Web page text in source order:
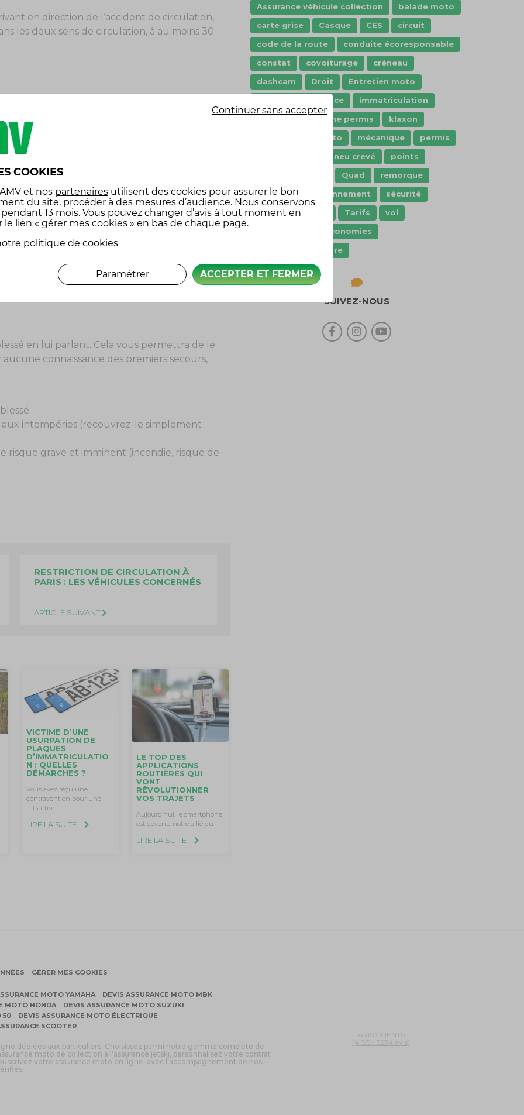
en direction de l’accident de circulation,
les deux sens de circulation, à au moins 30
les secours qu’un accident de la circulation
privilégiez les bornes d’appel, lesquelles
le lieu de l’accident.
suivants :
certains renseignements. Essayez de les
rapidement le départ des secours :
en lui parlant. Cela vous permettra de le
connaissance des premiers secours,
aux intempéries (recouvrez-le simplement
risque grave et imminent (incendie, risque de
RESTRICTION DE CIRCULATION À
PARIS : LES VÉHICULES CONCERNÉS
ARTICLE SUIVANT
VICTIME D’UNE
USURPATION DE
PLAQUES
D’IMMATRICULATIO
N : QUELLES
DÉMARCHES ?
Vous avez reçu une
contravention pour une
infraction
LIRE LA SUITE
LE TOP DES
APPLICATIONS
ROUTIÈRES QUI
VONT
RÉVOLUTIONNER
VOS TRAJETS
Aujourd’hui, le smartphone
est devenu notre allié du
LIRE LA SUITE
Assurance véhicule collection
balade moto
carte grise
Casque CES
circuit
code de la route
conduite écoresponsable
constat
covoiturage
créneau
dashcam
Droit
Entretien moto
Garanties assurance
immatriculation
jeune permis
klaxon
Moto mécanique
permis
pneu crevé
points
Quad
remorque
scooter
stationnement
sécurité
sécurité routière
Tarifs
vol
économies
équipement voiture
SUIVEZ-NOUS
GÉRER MES COOKIES
MOTO YAMAHA
DEVIS ASSURANCE MOTO MBK
MOTO HONDA
DEVIS ASSURANCE MOTO SUZUKI
50
DEVIS ASSURANCE MOTO ÉLECTRIQUE
SCOOTER
dédiées aux particuliers. Choisissez parmi notre gamme complète de
moto de collection à l’assurance jetski, personnalisez votre contrat
votre assurance moto en ligne, avec l’accompagnement de nos
AVIS CLIENTS
(4.7/5 - 5234 avis)
COOKIES
et nos partenaires utilisent des cookies pour assurer le bon
du site, procéder à des mesures d’audience. Nous conservons
13 mois. Vous pouvez changer d’avis à tout moment en
lien « gérer mes cookies » en bas de chaque page.
politique de cookies
Continuer sans accepter
ACCEPTER ET FERMER
Paramétrer